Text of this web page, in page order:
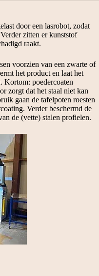
door een lasrobot, zodat
zitten er kunststof
raakt.
voorzien van een zwarte of
het product en laat het
Kortom: poedercoaten
zorgt dat het staal niet kan
gaan de tafelpoten roesten
Verder beschermd de
de (vette) stalen profielen.